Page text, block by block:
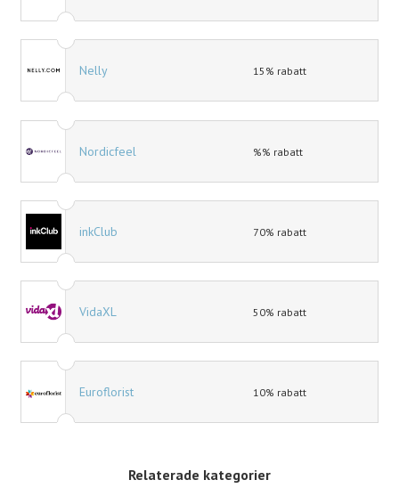
Nelly 15% rabatt
Nordicfeel %% rabatt
inkClub 70% rabatt
VidaXL 50% rabatt
Euroflorist 10% rabatt
Relaterade kategorier